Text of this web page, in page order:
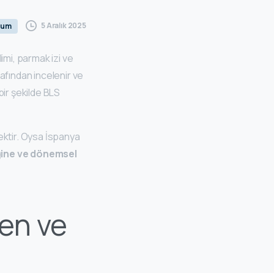
5 Aralık 2025
parmak izi ve
incelenir ve
şekilde BLS
Oysa İspanya
ve dönemsel
ve